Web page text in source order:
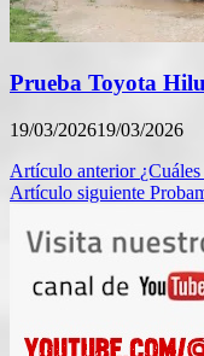
Prueba Toyota
19/03/202619/03/2026
Navegación
de
entradas
Artículo anterior
Artículo siguiente